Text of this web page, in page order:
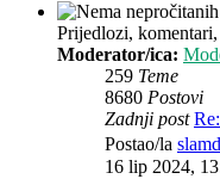
Prijedlozi,
Moderator/ica:
259 Teme
8680 Postovi
Zadnji post
Postao/la
16 lip 2024,